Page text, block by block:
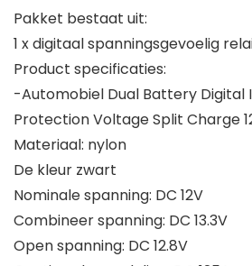
Pakket bestaat uit:
1 x digitaal spanningsgevoelig
Product specificaties:
-Automobiel Dual Battery Digital
Protection Voltage Split Charge
Materiaal: nylon
De kleur zwart
Nominale spanning: DC 12V
Combineer spanning: DC 13.3V
Open spanning: DC 12.8V